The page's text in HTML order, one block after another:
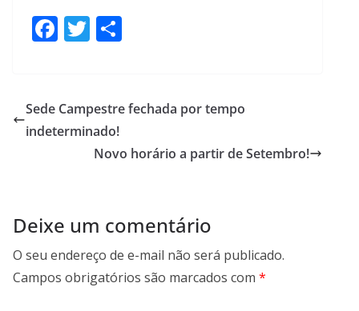
F
ac
b
o
T
w
er e
Sede Campestre fechada por tempo
indeterminado!
Novo horário a partir de Setembro!
Deixe um comentário
O seu endereço de e-mail não será publicado.
Campos obrigatórios são marcados com *